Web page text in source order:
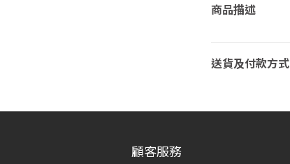
商品描述
送貨及付款方式
顧客服務